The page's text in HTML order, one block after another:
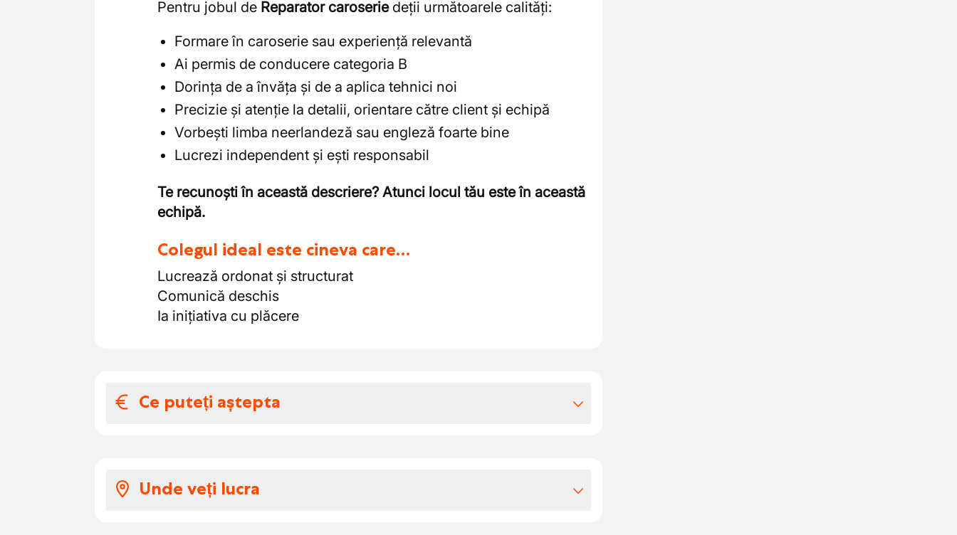
Pentru jobul de Reparator caroseriedeții următoarele calități:
Formare în caroserie sau experiență relevantă
Ai permis de conducere categoria B
Dorința de a învăța și de a aplica tehnici noi
Precizie și atenție la detalii, orientare către client și echipă
Vorbești limba neerlandeză sau engleză foarte bine
Lucrezi independent și ești responsabil
Te recunoști în această descriere? Atunci locul tău este în această
echipă.
Colegul ideal este cineva care…
Lucrează ordonat și structurat
Comunică deschis
Ia inițiativa cu plăcere
Ce puteți aștepta
Unde veți lucra